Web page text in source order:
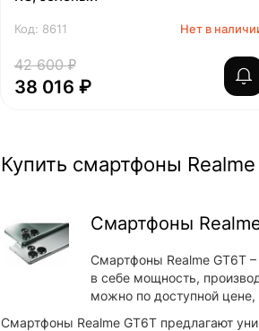
Код: 8611 Нет в
42 600 ₽
38 016 ₽
Купить смартфоны
Смартфоны
Смартфоны Realme GT6T
в себе мощность,
можно по доступной
Смартфоны Realme GT6T предлагают